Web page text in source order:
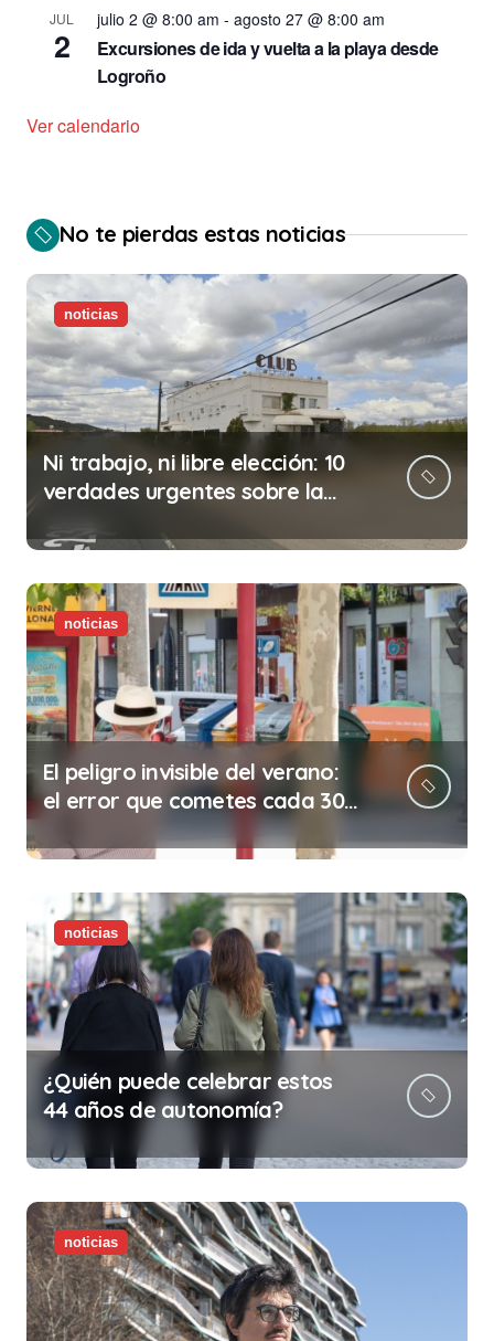
JUL
2
julio 2 @ 8:00 am - agosto 27 @ 8:00 am
Excursiones de ida y vuelta a la playa desde
Logroño
Ver calendario
No te pierdas estas noticias
noticias
Ni trabajo, ni libre elección: 10
verdades urgentes sobre la
noticias
El peligro invisible del verano:
el error que cometes cada 30
minutos en tu trabajo (y la
ilegalidad que te puede costar
la vida)
noticias
¿Quién puede celebrar estos
44 años de autonomía?
noticias